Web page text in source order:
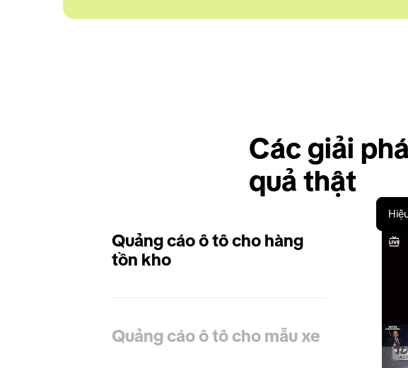
Các giải
quả thật
Quảng cáo ô tô cho hàng
tồn kho
Quảng cáo ô tô cho mẫu xe